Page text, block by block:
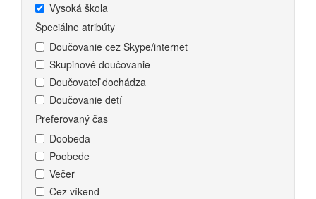
Vysoká škola
Špeciálne atribúty
Doučovanie cez Skype/internet
Skupinové doučovanie
Doučovateľ dochádza
Doučovanie detí
Preferovaný čas
Doobeda
Poobede
Večer
Cez víkend